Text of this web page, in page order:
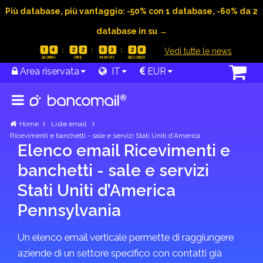
Più database, più vantaggio: -50% con 1 database, -60% da 2
database in su →
1 4 2 2 0 3 2 8 Vedi tutte le news
Area riservata IT EUR
Home
Liste email
Ricevimenti e banchetti - sale e servizi Stati Uniti d’America
Elenco email Ricevimenti e
banchetti - sale e servizi
Stati Uniti d’America
Pennsylvania
Un elenco email verticale permette di raggiungere
aziende di un settore specifico con contatti già